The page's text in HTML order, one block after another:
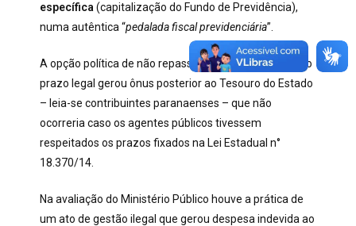
específica (capitalização do Fundo de Previdência),
numa autêntica “pedalada fiscal previdenciária”.
A opção política de não repassar os valores devidos no
prazo legal gerou ônus posterior ao Tesouro do Estado
– leia-se contribuintes paranaenses – que não
ocorreria caso os agentes públicos tivessem
respeitados os prazos fixados na Lei Estadual n°
18.370/14.
Na avaliação do Ministério Público houve a prática de
um ato de gestão ilegal que gerou despesa indevida ao